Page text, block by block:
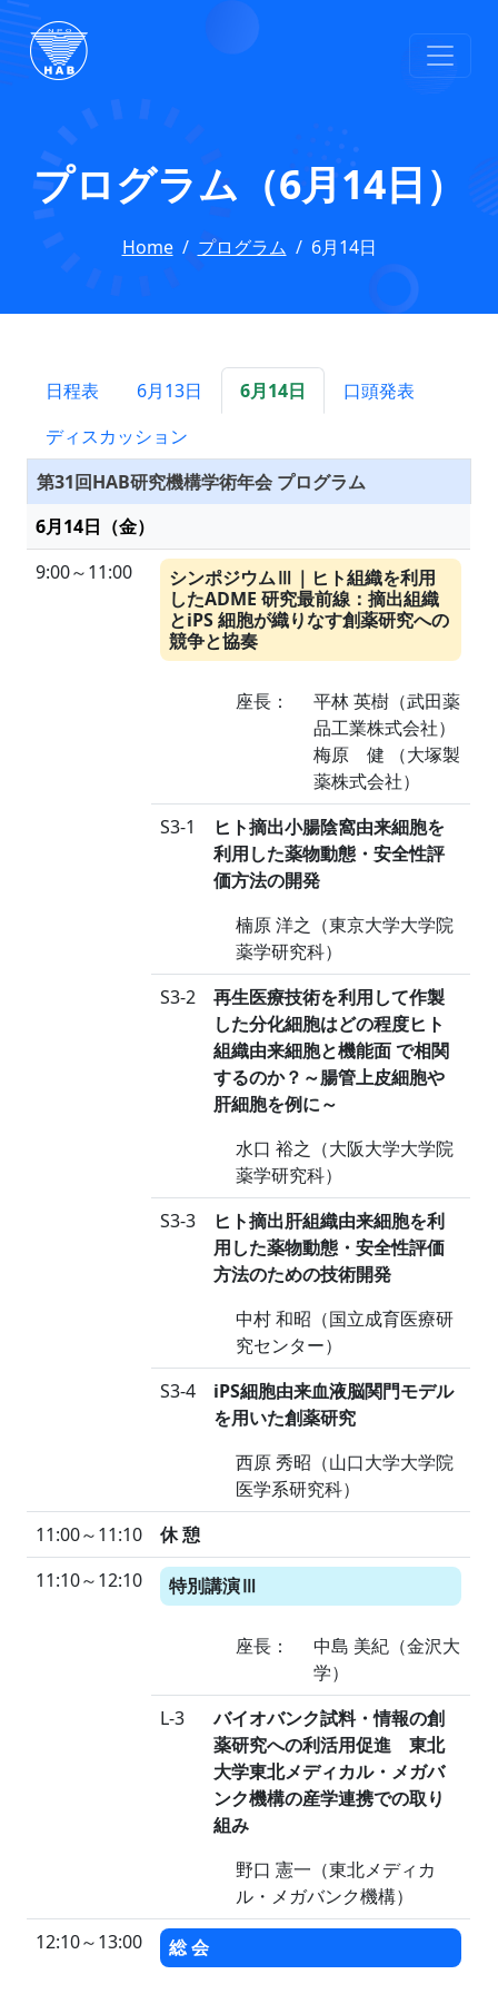
プログラム（6月14日）
Home プログラム 6月14日
日程表 6月13日 6月14日
口頭発表
ディスカッション
第31回HAB研究機構学術年会 プログラム
6月14日（金）
9:00～11:00
シンポジウム
｜ヒト組織を利用
したADME 研究最前線：摘出組織
とiPS 細胞が織りなす創薬研究への
競争と協奏
座長：
平林 英樹（武田薬
品工業株式会社）
梅原 健 （大塚製
薬株式会社）
S3-1
ヒト摘出小腸陰窩由来細胞を
利用した薬物動態・安全性評
価方法の開発
楠原 洋之（東京大学大学院
薬学研究科）
S3-2
再生医療技術を利用して作製
した分化細胞はどの程度ヒト
組織由来細胞と機能面 で相関
するのか？～腸管上皮細胞や
肝細胞を例に～
水口 裕之（大阪大学大学院
薬学研究科）
S3-3
ヒト摘出肝組織由来細胞を利
用した薬物動態・安全性評価
方法のための技術開発
中村 和昭（国立成育医療研
究センター）
S3-4
iPS細胞由来血液脳関門モデル
を用いた創薬研究
西原 秀昭（山口大学大学院
医学系研究科）
11:00～11:10
休 憩
11:10～12:10
特別講演
座長：
中島 美紀（金沢大
学）
L-3
バイオバンク試料・情報の創
薬研究への利活用促進 東北
大学東北メディカル・メガバ
ンク機構の産学連携での取り
組み
野口 憲一（東北メディカ
ル・メガバンク機構）
12:10～13:00
総 会